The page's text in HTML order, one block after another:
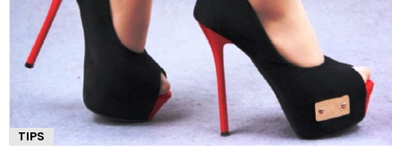
TIPS